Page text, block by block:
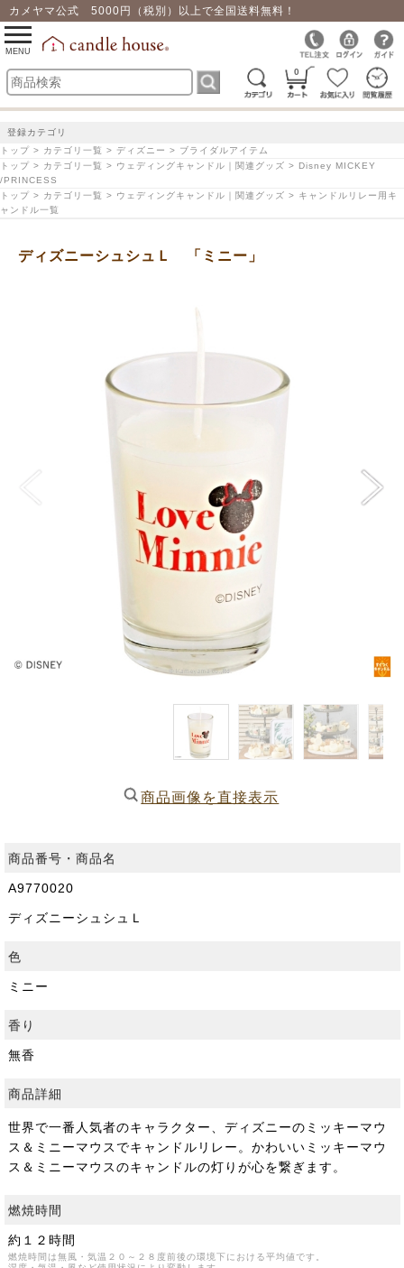
カメヤマ公式 5000円（税別）以上で全国送料無料！
0
toggle
navigation
MENU
登録カテゴリ
トップ > カテゴリ一覧 > ディズニー > ブライダルアイテム
トップ > カテゴリ一覧 > ウェディングキャンドル｜関連グッズ > Disney MICKEY
/PRINCESS
トップ > カテゴリ一覧 > ウェディングキャンドル｜関連グッズ > キャンドルリレー用キ
ャンドル一覧
ディズニーシュシュＬ 「ミニー」
商品画像を直接表示
商品番号・商品名
A9770020
ディズニーシュシュＬ
色
ミニー
香り
無香
商品詳細
世界で一番人気者のキャラクター、ディズニーのミッキーマウ
ス＆ミニーマウスでキャンドルリレー。かわいいミッキーマウ
ス＆ミニーマウスのキャンドルの灯りが心を繋ぎます。
燃焼時間
約１２時間
燃焼時間は無風・気温２０～２８度前後の環境下における平均値です。